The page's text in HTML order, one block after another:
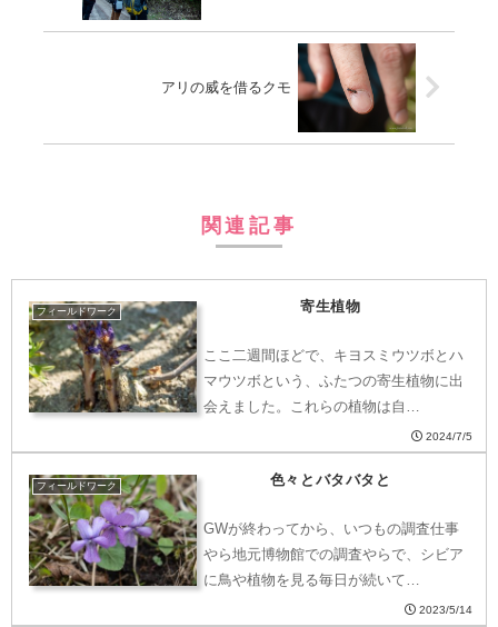
アリの威を借るクモ
関連記事
フィールドワーク 寄生植物
ここ二週間ほどで、キヨスミウツボとハ
マウツボという、ふたつの寄生植物に出
会えました。これらの植物は自…
2024/7/5
フィールドワーク 色々とバタバタと
GWが終わってから、いつもの調査仕事
やら地元博物館での調査やらで、シビア
に鳥や植物を見る毎日が続いて…
2023/5/14